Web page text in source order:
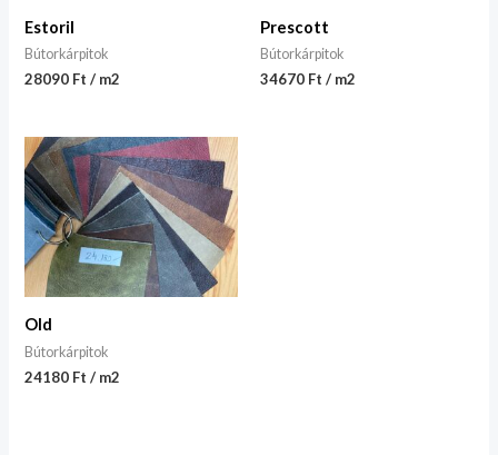
Estoril
Bútorkárpitok
28090 Ft / m2
Prescott
Bútorkárpitok
34670 Ft / m2
Old
Bútorkárpitok
24180 Ft / m2